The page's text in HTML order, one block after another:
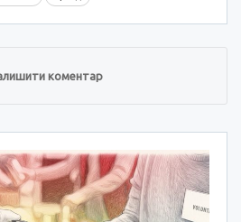
коментар